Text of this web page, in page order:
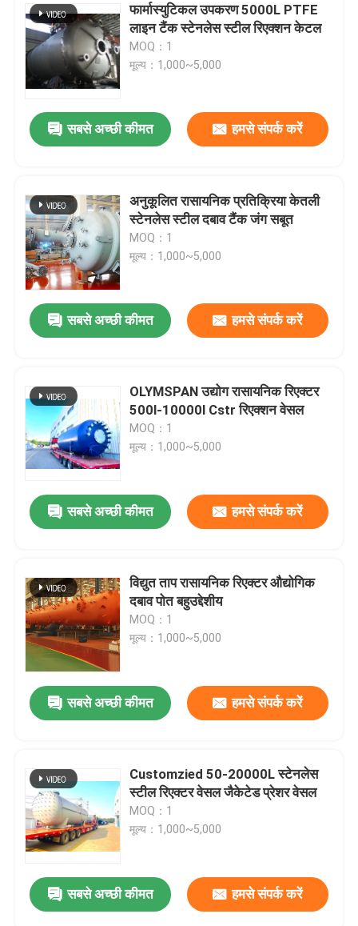
फार्मास्युटिकल उपकरण 5000L PTFE
लाइन टैंक स्टेनलेस स्टील रिएक्शन केटल
MOQ：1
मूल्य：1,000~5,000
सबसे अच्छी कीमत हमसे संपर्क करें
अनुकूलित रासायनिक प्रतिक्रिया केतली
स्टेनलेस स्टील दबाव टैंक जंग सबूत
MOQ：1
मूल्य：1,000~5,000
सबसे अच्छी कीमत हमसे संपर्क करें
OLYMSPAN उद्योग रासायनिक रिएक्टर
500l-10000l Cstr रिएक्शन वेसल
MOQ：1
मूल्य：1,000~5,000
सबसे अच्छी कीमत हमसे संपर्क करें
विद्युत ताप रासायनिक रिएक्टर औद्योगिक
दबाव पोत बहुउद्देशीय
MOQ：1
मूल्य：1,000~5,000
सबसे अच्छी कीमत हमसे संपर्क करें
Customzied 50-20000L स्टेनलेस
स्टील रिएक्टर वेसल जैकेटेड प्रेशर वेसल
MOQ：1
मूल्य：1,000~5,000
सबसे अच्छी कीमत हमसे संपर्क करें